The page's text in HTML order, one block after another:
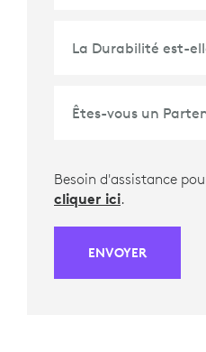
Pays/Région*
Besoin d'assistance
cliquer ici.
ENVOYER